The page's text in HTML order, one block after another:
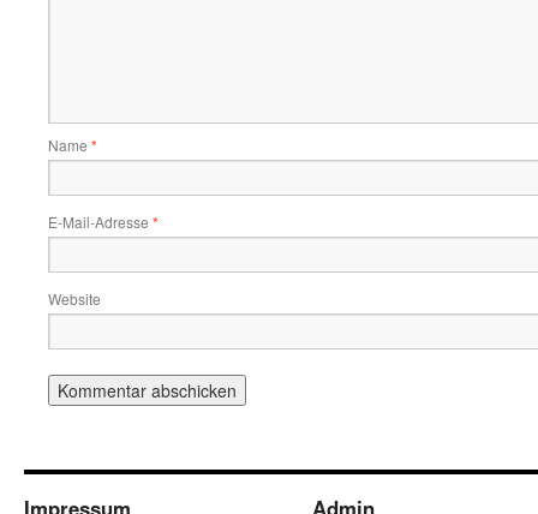
Name *
E-Mail-Adresse *
Website
Impressum Admin